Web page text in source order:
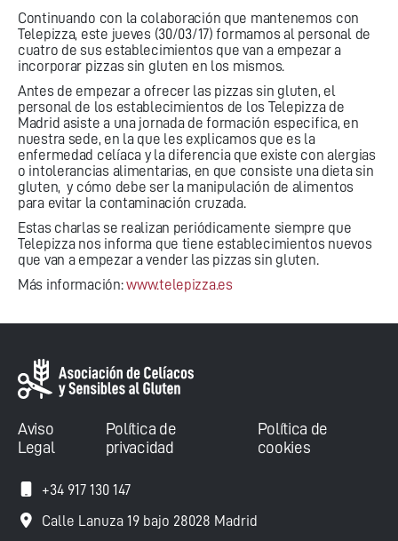
Continuando con la colaboración que mantenemos con
Telepizza, este jueves (30/03/17) formamos al personal de
cuatro de sus establecimientos que van a empezar a
incorporar pizzas sin gluten en los mismos.
Antes de empezar a ofrecer las pizzas sin gluten, el
personal de los establecimientos de los Telepizza de
Madrid asiste a una jornada de formación especifica, en
nuestra sede, en la que les explicamos que es la
enfermedad celíaca y la diferencia que existe con alergias
o intolerancias alimentarias, en que consiste una dieta sin
gluten, y cómo debe ser la manipulación de alimentos
para evitar la contaminación cruzada.
Estas charlas se realizan periódicamente siempre que
Telepizza nos informa que tiene establecimientos nuevos
que van a empezar a vender las pizzas sin gluten.
Más información:www.telepizza.es
Aviso
Legal
Política de
privacidad
Política de
cookies
+34 917 130 147
Calle Lanuza 19 bajo 28028 Madrid